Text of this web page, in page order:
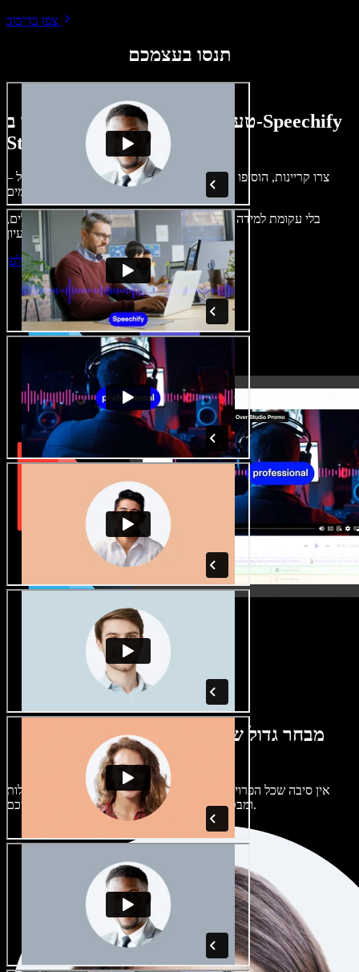
צפו בדיבוב
תנסו בעצמכם
טעימה קטנה ממה שתוכלו ליצור ב-Speechify
Studio.
צרו קריינות, הוסיפו תמונות ללא זכויות, אודיו, סרטונים ושיבוט קול –
בלי עקומת למידה – הכול זמין בדפדפן. יוצרי תוכן כבר לא מוגבלים,
התחילו ליצור באולפן
מבחר גדול של קולות נשים וגברים במגוון
מבטאים
אין סיבה שכל הפרויקטים יישמעו אותו דבר. בחרו מתוך מאות קולות
ומבטאים של בינה מלאכותית והתאימו אותם אליכם.